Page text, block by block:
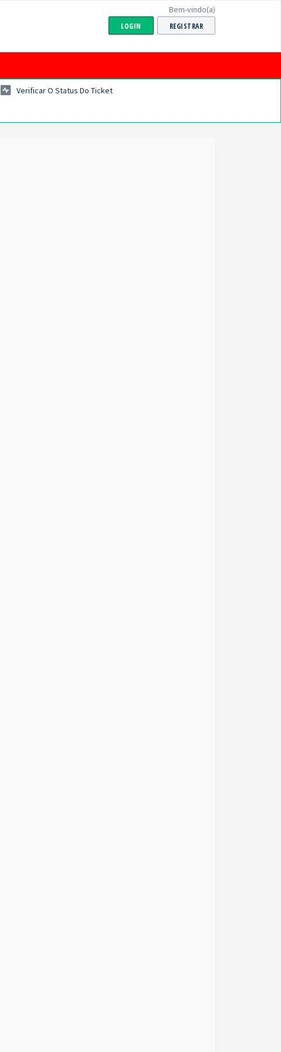
Bem-vindo(a)
LOGIN REGISTRAR
Verificar O Status Do Ticket